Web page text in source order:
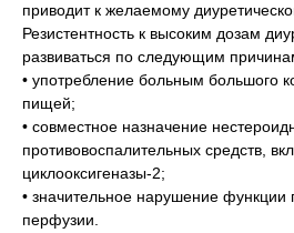
приводит к желаемому
Резистентность к высоким дозам
развиваться по следующим
• употребление больным большого
пищей;
• совместное назначение
противовоспалительных средств,
циклооксигеназы-2;
• значительное нарушение функции
перфузии.